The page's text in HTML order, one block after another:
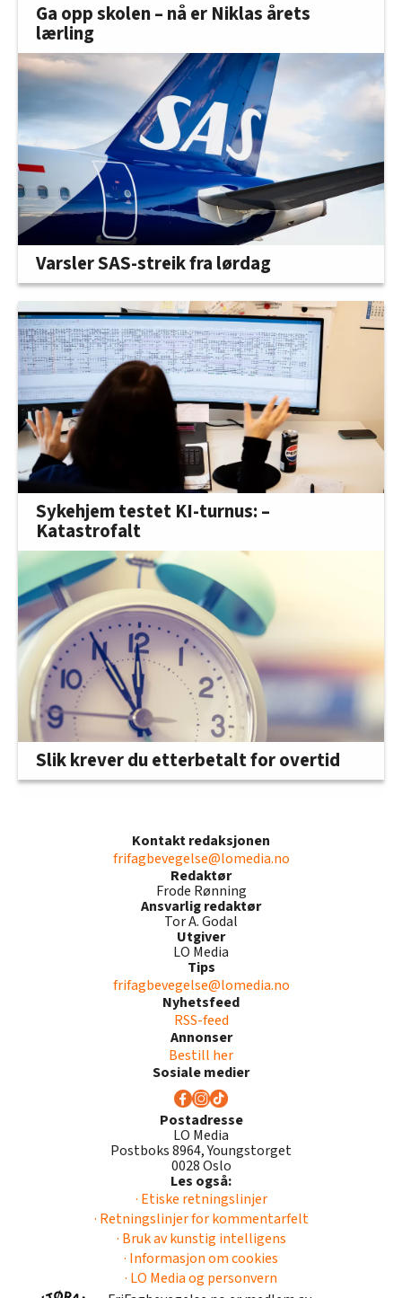
Ga opp skolen – nå er Niklas årets
lærling
Varsler SAS-streik fra lørdag
Sykehjem testet KI-turnus: –
Katastrofalt
Slik krever du etterbetalt for overtid
Kontakt redaksjonen
frifagbevegelse@lomedia.no
Redaktør
Frode Rønning
Ansvarlig redaktør
Tor A. Godal
Utgiver
LO Media
Tips
frifagbevegelse@lomedia.no
Nyhetsfeed
RSS-feed
Annonser
Bestill her
Sosiale medier
Postadresse
LO Media
Postboks 8964, Youngstorget
0028 Oslo
Les også:
· Etiske retningslinjer
· Retningslinjer for kommentarfelt
· Bruk av kunstig intelligens
· Informasjon om cookies
· LO Media og personvern